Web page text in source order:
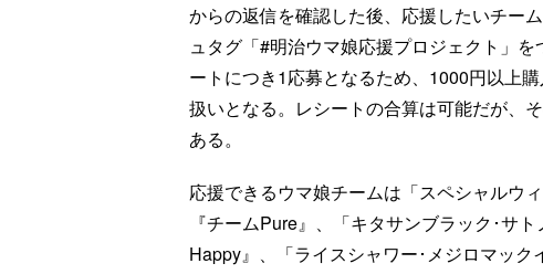
からの返信を確認した後、応援したいチー
ュタグ「#明治ウマ娘応援プロジェクト」
ートにつき1応募となるため、1000円以上
扱いとなる。レシートの合算は可能だが、
ある。
応援できるウマ娘チームは「スペシャルウ
『チームPure』、「キタサンブラック･サ
Happy』、「ライスシャワー･メジロマック